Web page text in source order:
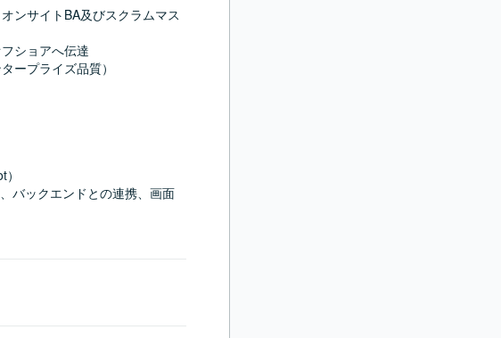
ンサイトBA及びスクラムマス
ショアへ伝達
ープライズ品質）
バックエンドとの連携、画面